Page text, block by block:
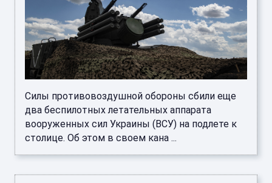
Силы противовоздушной обороны сбили еще
два беспилотных летательных аппарата
вооруженных сил Украины (ВСУ) на подлете к
столице. Об этом в своем кана ...